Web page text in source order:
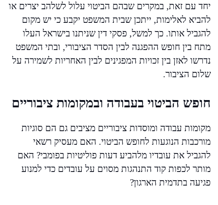
יחד עם זאת, במקרים שבהם הביטוי עלול לשלהב יצרים או
להביא לאלימות, ייתכן שבית המשפט יקבע כי יש מקום
להגביל אותו. כך למשל, פסקי דין שניתנו בישראל העלו
מתח בין חופש ההפגנה לבין הסדר הציבורי, ובתי המשפט
נדרשו לאזן בין זכויות המפגינים לבין האחריות לשמירה על
שלום הציבור.
חופש הביטוי בעבודה ובמקומות ציבוריים
מקומות עבודה ומוסדות ציבוריים מציבים גם הם סוגיות
מורכבות הנוגעות לחופש הביטוי. האם מעסיק רשאי
להגביל את עובדיו מלהביע דעות פוליטיות בפומבי? האם
מותר לכפות קוד התנהגות מסוים על עובדים כדי למנוע
פגיעה בתדמית הארגון?